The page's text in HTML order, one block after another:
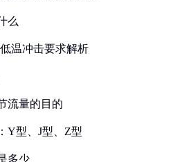
么
温冲击要求解析
流量的目的
Y型、J型、Z型
多少